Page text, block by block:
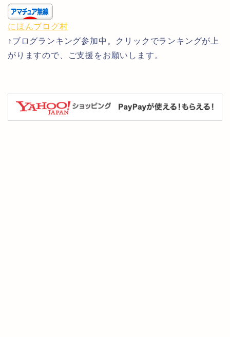
にほんブログ村
↑ブログランキング参加中。クリックでランキングが上
がりますので、ご支援をお願いします。